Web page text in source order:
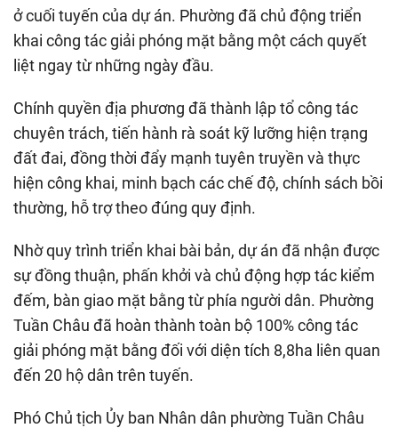
ở cuối tuyến của dự án. Phường đã chủ động triển
khai công tác giải phóng mặt bằng một cách quyết
liệt ngay từ những ngày đầu.
Chính quyền địa phương đã thành lập tổ công tác
chuyên trách, tiến hành rà soát kỹ lưỡng hiện trạng
đất đai, đồng thời đẩy mạnh tuyên truyền và thực
hiện công khai, minh bạch các chế độ, chính sách bồi
thường, hỗ trợ theo đúng quy định.
Nhờ quy trình triển khai bài bản, dự án đã nhận được
sự đồng thuận, phấn khởi và chủ động hợp tác kiểm
đếm, bàn giao mặt bằng từ phía người dân. Phường
Tuần Châu đã hoàn thành toàn bộ 100% công tác
giải phóng mặt bằng đối với diện tích 8,8ha liên quan
đến 20 hộ dân trên tuyến.
Phó Chủ tịch Ủy ban Nhân dân phường Tuần Châu